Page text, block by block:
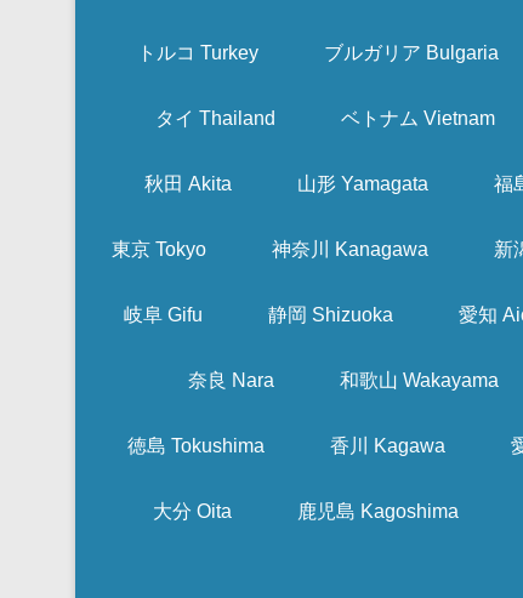
トルコ Turkey ブルガリア Bulgaria
タイ Thailand ベトナム Vietnam
秋田 Akita 山形 Yamagata 福
東京 Tokyo 神奈川 Kanagawa 新
岐阜 Gifu 静岡 Shizuoka 愛知
奈良 Nara 和歌山 Wakayama
徳島 Tokushima 香川 Kagawa
大分 Oita 鹿児島 Kagoshima